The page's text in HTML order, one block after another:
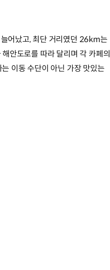
어났고, 최단 거리였던 26km는
안도로를 따라 달리며 각 카페의
이동 수단이 아닌 가장 맛있는